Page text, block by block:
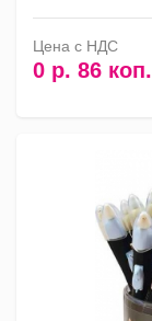
Цена с НДС
0 р. 86 коп.